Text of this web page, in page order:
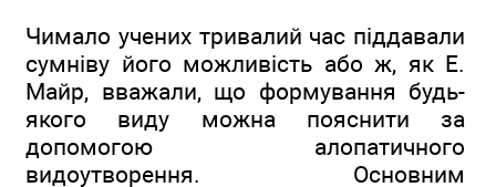
Чимало учених тривалий час піддавали
сумніву його можливість або ж, як Е.
Майр, вважали, що формування будь-
якого виду можна пояснити за
допомогою алопатичного
видоутворення. Основним